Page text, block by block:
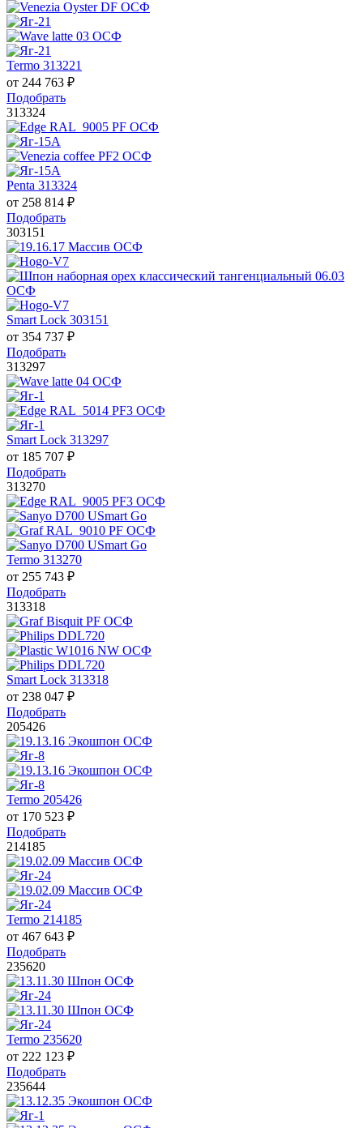
Termo 313221
от 244 763 ₽
Подобрать
313324
Penta 313324
от 258 814 ₽
Подобрать
303151
Smart Lock 303151
от 354 737 ₽
Подобрать
313297
Smart Lock 313297
от 185 707 ₽
Подобрать
313270
Termo 313270
от 255 743 ₽
Подобрать
313318
Smart Lock 313318
от 238 047 ₽
Подобрать
205426
Termo 205426
от 170 523 ₽
Подобрать
214185
Termo 214185
от 467 643 ₽
Подобрать
235620
Termo 235620
от 222 123 ₽
Подобрать
235644